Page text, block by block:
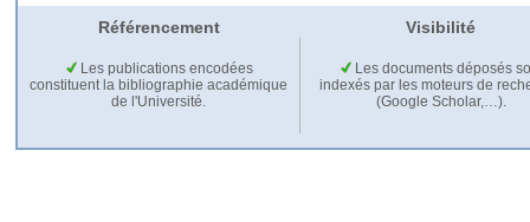
Référencement Visibilité
Les publications encodées
constituent la bibliographie académique
de l'Université.
Les documents déposés
indexés par les moteurs de
(Google Scholar,…).